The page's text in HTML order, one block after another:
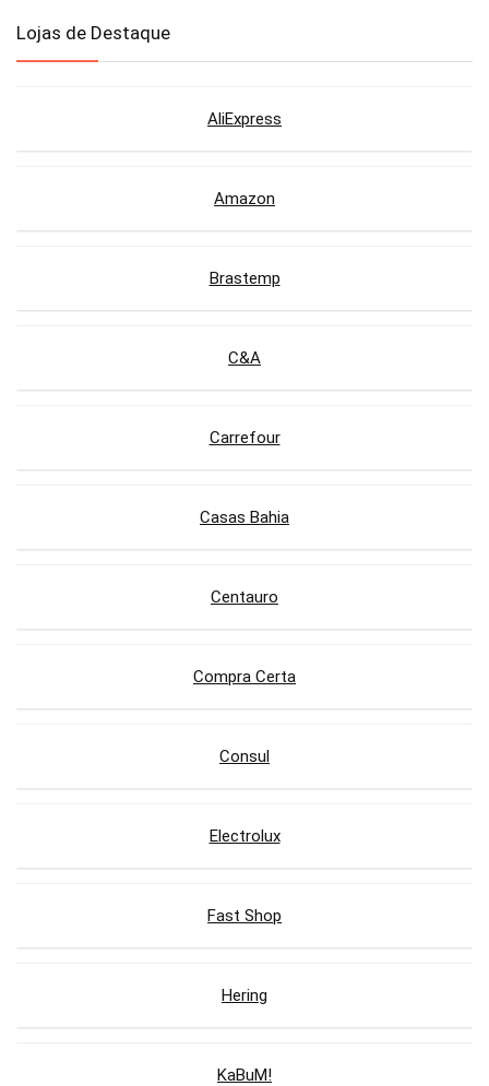
Lojas de Destaque
AliExpress
Amazon
Brastemp
C&A
Carrefour
Casas Bahia
Centauro
Compra Certa
Consul
Electrolux
Fast Shop
Hering
KaBuM!